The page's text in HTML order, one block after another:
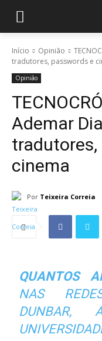
Início Opinião
tradutores, passwords e
Opinião
Ademar
tradutores,
cinema
Por Teixeira Correia
QUANTOS
NAS
DUNBAR,